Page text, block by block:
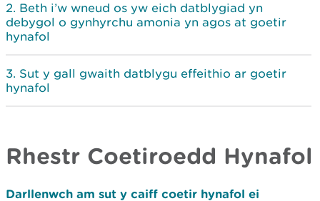
Beth i’w wneud os yw eich datblygiad yn
debygol o gynhyrchu amonia yn agos at goetir
hynafol
Sut y gall gwaith datblygu effeithio ar goetir
hynafol
Rhestr Coetiroedd Hynafol
Darllenwch am sut y caiff coetir hynafol ei